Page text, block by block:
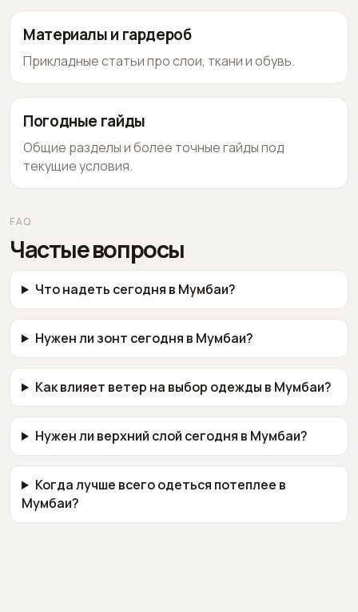
Материалы и гардероб
Прикладные статьи про слои, ткани и обувь.
Погодные гайды
Общие разделы и более точные гайды под
текущие условия.
FAQ
Частые вопросы
Что надеть сегодня в Мумбаи?
Нужен ли зонт сегодня в Мумбаи?
Как влияет ветер на выбор одежды в Мумбаи?
Нужен ли верхний слой сегодня в Мумбаи?
Когда лучше всего одеться потеплее в
Мумбаи?